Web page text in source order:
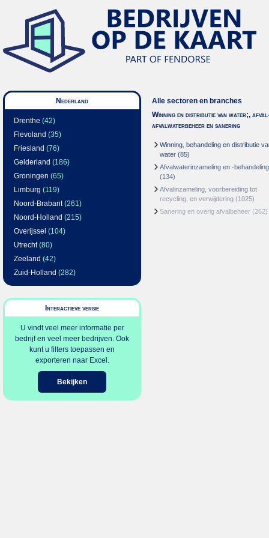
Nederland
Drenthe (42)
Flevoland (35)
Friesland (76)
Gelderland (186)
Groningen (65)
Limburg (119)
Noord-Brabant(261)
Noord-Holland (215)
Overijssel (104)
Utrecht(80)
Zeeland (42)
Zuid-Holland (282)
Interactieve versie
U vindt veel meer informatie per
bedrijf en veel meer bedrijven. Ook
kunt u filters toepassen en
exporteren naar Excel.
Bekijken
Alle sectoren en branches
Winning en distributie van water;,
afvalwaterbeheer en sanering
Winning, behandeling en distributie
water (85)
Afvalwaterinzameling en -behandeling
(134)
Afvalinzameling, voorbereiding tot
recycling, en verwijdering (1025)
Sanering en overig afvalbeheer (262)